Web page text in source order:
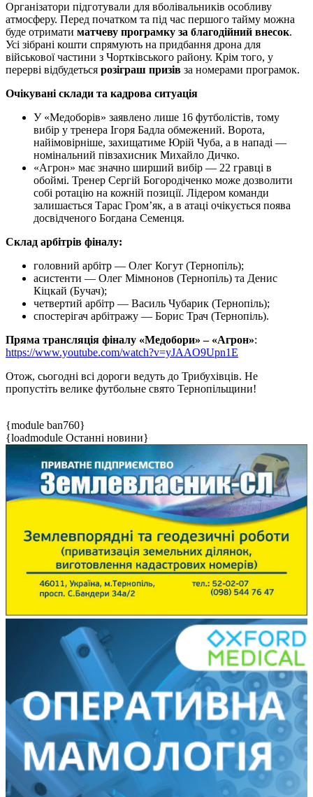
Організатори підготували для вболівальників особливу
атмосферу. Перед початком та під час першого тайму можна
буде отримати матчеву програмку за благодійний внесок.
Усі зібрані кошти спрямують на придбання дрона для
військової частини з Чортківського району. Крім того, у
перерві відбудеться розіграш призів за номерами програмок.
Очікувані склади та кадрова ситуація
У «Медоборів» заявлено лише 16 футболістів, тому
вибір у тренера Ігоря Бадла обмежений. Ворота,
найімовірніше, захищатиме Юрій Чуба, а в нападі —
номінальний півзахисник Михайло Дичко.
«Агрон» має значно ширший вибір — 22 гравці в
обоймі. Тренер Сергій Богородіченко може дозволити
собі ротацію на кожній позиції. Лідером команди
залишається Тарас Гром’як, а в атаці очікується поява
досвідченого Богдана Семенця.
Склад арбітрів фіналу:
головний арбітр — Олег Когут (Тернопіль);
асистенти — Олег Мімнонов (Тернопіль) та Денис
Кіцкай (Бучач);
четвертий арбітр — Василь Чубарик (Тернопіль);
спостерігач арбітражу — Борис Трач (Тернопіль).
Пряма трансляція фіналу «Медобори» – «Агрон»:
https://www.youtube.com/watch?v=yJAAO9Upn1E
Отож, сьогодні всі дороги ведуть до Трибухівців. Не
пропустіть велике футбольне свято Тернопільщини!
{module ban760}
{loadmodule Останні новини}